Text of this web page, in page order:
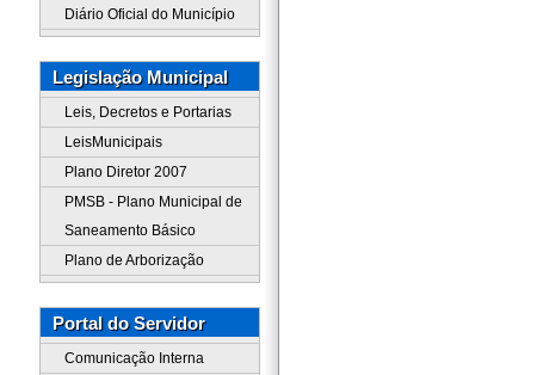
Diário Oficial do Município
Legislação Municipal
Leis, Decretos e Portarias
LeisMunicipais
Plano Diretor 2007
PMSB - Plano Municipal de
Saneamento Básico
Plano de Arborização
Portal do Servidor
Comunicação Interna